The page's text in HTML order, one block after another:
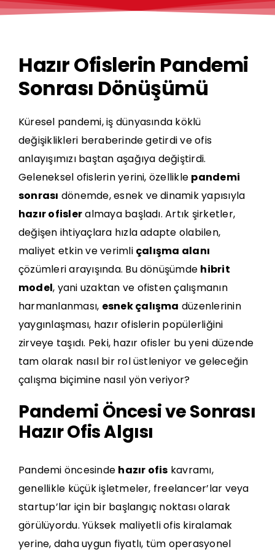
Hazır Ofislerin Pandemi
Sonrası Dönüşümü
Küresel pandemi, iş dünyasında köklü
değişiklikleri beraberinde getirdi ve ofis
anlayışımızı baştan aşağıya değiştirdi.
Geleneksel ofislerin yerini, özellikle pandemi
sonrası dönemde, esnek ve dinamik yapısıyla
hazır ofisleralmaya başladı. Artık şirketler,
değişen ihtiyaçlara hızla adapte olabilen,
maliyet etkin ve verimli çalışma alanı
çözümleri arayışında. Bu dönüşümde hibrit
model, yani uzaktan ve ofisten çalışmanın
harmanlanması, esnek çalışma düzenlerinin
yaygınlaşması, hazır ofislerin popülerliğini
zirveye taşıdı. Peki, hazır ofisler bu yeni düzende
tam olarak nasıl bir rol üstleniyor ve geleceğin
çalışma biçimine nasıl yön veriyor?
Pandemi Öncesi ve Sonrası
Hazır Ofis Algısı
Pandemi öncesinde hazır ofis kavramı,
genellikle küçük işletmeler, freelancer’lar veya
startup’lar için bir başlangıç noktası olarak
görülüyordu. Yüksek maliyetli ofis kiralamak
yerine, daha uygun fiyatlı, tüm operasyonel